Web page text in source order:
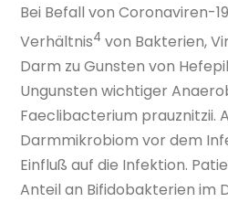
Bei Befall von Coronaviren-
Verhältnis4 von Bakterien,
Darm zu Gunsten von
Ungunsten wichtiger
Faeclibacterium prauznitzii.
Darmmikrobiom vor dem
Einfluß auf die Infektion.
Anteil an Bifidobakterien im